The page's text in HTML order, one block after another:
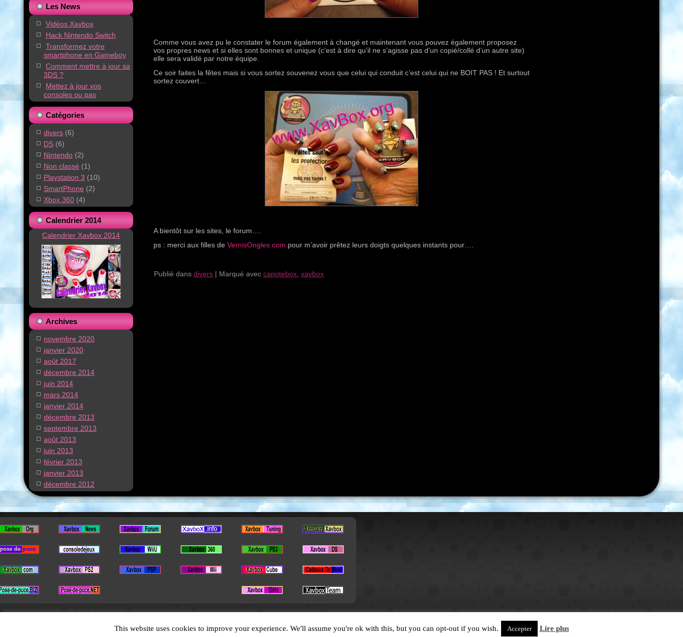
Les News
Vidéos Xavbox
Hack Nintendo Switch
Transformez votre
smartphone en Gameboy
Comment mettre à jour sa
3DS ?
Mettez à jour vos
consoles ou pas
Catégories
divers (6)
DS (6)
Nintendo (2)
Non classé (1)
Playstation 3 (10)
SmartPhone (2)
Xbox 360 (4)
Calendrier 2014
Calendrier Xavbox 2014
Archives
novembre 2020
janvier 2020
août 2017
décembre 2014
juin 2014
mars 2014
janvier 2014
décembre 2013
septembre 2013
août 2013
juin 2013
février 2013
janvier 2013
décembre 2012
Comme vous avez pu le constater le forum également à changé et maintenant vous pouvez également proposez
vos propres news et si elles sont bonnes et unique (c’est à dire qu’il ne s’agisse pas d’un copié/collé d’un autre site)
elle sera validé par notre équipe.
Ce soir faites la fêtes mais si vous sortez souvenez vous que celui qui conduit c’est celui qui ne BOIT PAS ! Et surtout
sortez couvert…
A bientôt sur les sites, le forum….
ps : merci aux filles de VernisOngles.com pour m’avoir prêtez leurs doigts quelques instants pour….
Publié dans divers | Marqué avec capotebox xavbox
Designed byXavFun .
This website uses cookies to improve your experience. We'll assume you're ok with this, but you can opt-out if you wish. Accepter Lire plus